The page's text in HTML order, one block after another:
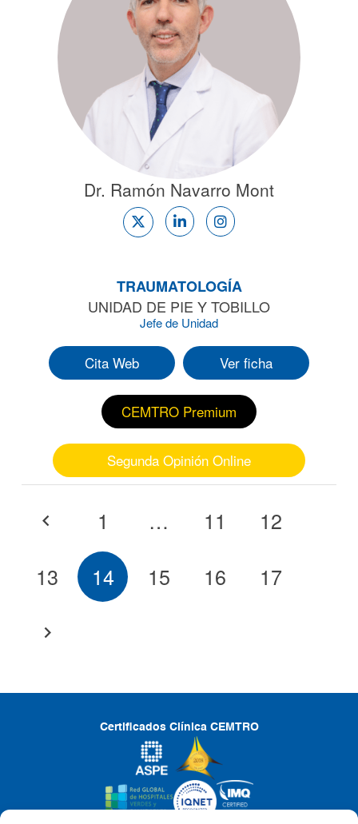
Dr. Ramón Navarro Mont
TRAUMATOLOGÍA
UNIDAD DE PIE Y TOBILLO
Jefe de Unidad
Cita Web Ver ficha
CEMTRO Premium
Segunda Opinión Online
1 … 11
12
13
14 15 16 17
Certificados Clínica CEMTRO